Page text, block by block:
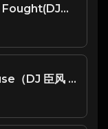
illusionize & Doozie - Fought(DJ臣风Chenwin)
Artem Kaliev - G-House（DJ 臣风 Chenwin）